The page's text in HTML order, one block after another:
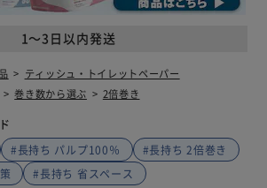
1～3日以内発送
ティッシュ・トイレットペーパー
巻き数から選ぶ 2倍巻き
#長持ち パルプ100％
#長持ち 2倍巻き
#長持ち 省スペース